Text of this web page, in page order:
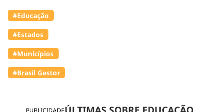
PUBLICIDADE
#Educação
#Estados
#Municípios
#Brasil Gestor